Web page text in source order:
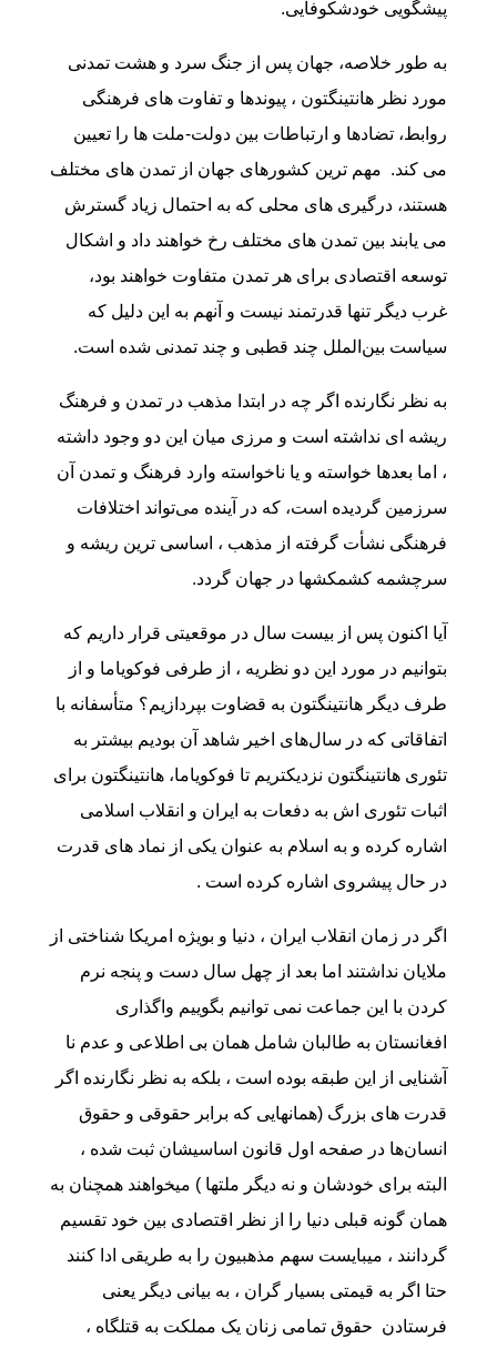
پیشگویی خودشکوفایی.
به طور خلاصه، جهان پس از جنگ سرد و هشت تمدنی
مورد نظر هانتینگتون ، پیوندها و تفاوت های فرهنگی
روابط، تضادها و ارتباطات بین دولت-ملت ها را تعیین
می کند. مهم ترین کشورهای جهان از تمدن های مختلف
هستند، درگیری های محلی که به احتمال زیاد گسترش
می یابند بین تمدن های مختلف رخ خواهند داد و اشکال
توسعه اقتصادی برای هر تمدن متفاوت خواهند بود،
غرب دیگر تنها قدرتمند نیست و آنهم به این دلیل که
سیاست بین‌الملل چند قطبی و چند تمدنی شده است.
به نظر نگارنده اگر چه در ابتدا مذهب در تمدن و فرهنگ
ریشه ای نداشته است و مرزی میان این دو وجود داشته
، اما بعدها خواسته و یا ناخواسته وارد فرهنگ و تمدن آن
سرزمین گردیده است، که در آینده می‌تواند اختلافات
فرهنگی نشأت گرفته از مذهب ، اساسی ترین ریشه و
سرچشمه کشمکشها در جهان گردد.
آیا اکنون پس از بیست سال در موقعیتی قرار داریم که
بتوانیم در مورد این دو نظریه ، از طرفی فوکویاما و از
طرف دیگر هانتینگتون به قضاوت بپردازیم؟ متأسفانه با
اتفاقاتی که در سال‌های اخیر شاهد آن بودیم بیشتر به
تئوری هانتینگتون نزدیکتریم تا فوکویاما، هانتینگتون برای
اثبات تئوری اش به دفعات به ایران و انقلاب اسلامی
اشاره کرده و به اسلام به عنوان یکی از نماد های قدرت
در حال پیشروی اشاره کرده است .
اگر در زمان انقلاب ایران ، دنیا و بویژه امریکا شناختی از
ملایان نداشتند اما بعد از چهل سال دست و پنجه نرم
کردن با این جماعت نمی توانیم بگوییم واگذاری
افغانستان به طالبان شامل همان بی اطلاعی و عدم نا
آشنایی از این طبقه بوده است ، بلکه به نظر نگارنده اگر
قدرت های بزرگ (همانهایی که برابر حقوقی و حقوق
انسان‌ها در صفحه اول قانون اساسیشان ثبت شده ،
البته برای خودشان و نه دیگر ملتها ) میخواهند همچنان به
همان گونه قبلی دنیا را از نظر اقتصادی بین خود تقسیم
گردانند ، میبایست سهم مذهبیون را به طریقی ادا کنند
حتا اگر به قیمتی بسیار گران ، به بیانی دیگر یعنی
فرستادن حقوق تمامی زنان یک مملکت به قتلگاه ،